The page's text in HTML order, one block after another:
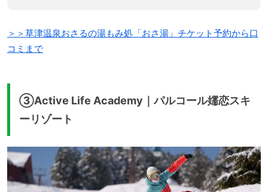
＞＞草津温泉おさるの湯もみ処「おさ湯」チケット予約から口
コミまで
③Active Life Academy｜パルコール嬬恋スキ
ーリゾート